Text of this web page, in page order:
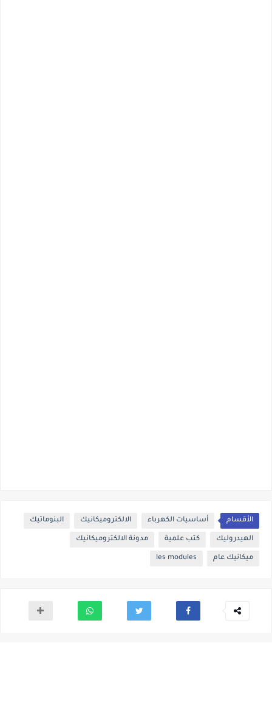
الأقسام أساسيات الكهرباء الالكتروميكانيك البنوماتيك
الهيدروليك كتب علمية مدونة الالكتروميكانيك
ميكانيك عام les modules